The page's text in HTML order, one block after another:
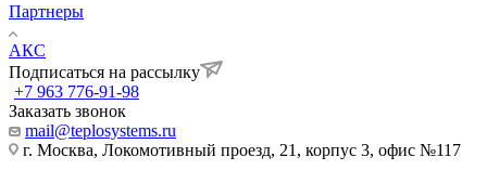
Партнеры
АКС
Подписаться на рассылку
+7 963 776-91-98
Заказать звонок
mail@teplosystems.ru
г. Москва, Локомотивный проезд, 21, корпус 3, офис №117